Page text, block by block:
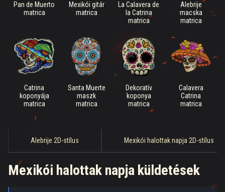
Pan de Muerto
matrica
Mexikói gitár
matrica
La Calavera de
la Catrina
matrica
Alebrije
macska
matrica
Catrina
koponyája
matrica
Santa Muerte
maszk
matrica
Dekoratív
koponya
matrica
Calavera
Catrina
matrica
Alebrije 2D-stílus Mexikói halottak napja 2D-stílus
Mexikói halottak napja küldetések